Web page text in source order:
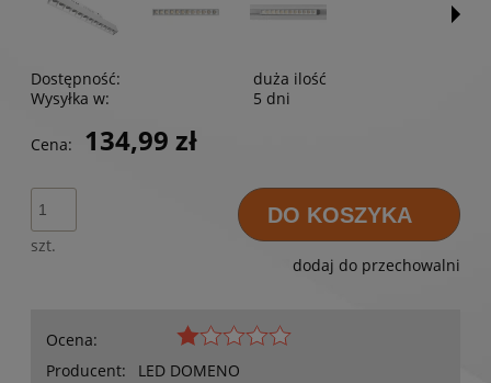
Dostępność:
duża ilość
Wysyłka w:
5 dni
Cena: 134,99 zł
szt.
DO KOSZYKA
dodaj do przechowalni
Ocena:
Producent:
LED DOMENO